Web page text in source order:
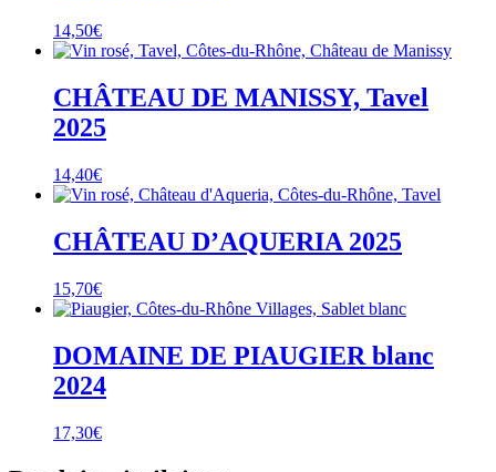
14,50€
CHÂTEAU DE MANISSY, Tavel
2025
14,40€
CHÂTEAU D’AQUERIA 2025
15,70€
DOMAINE DE PIAUGIER blanc
2024
17,30€